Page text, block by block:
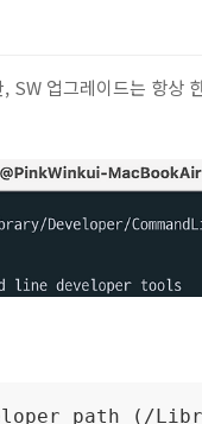
업그레이드는 항상
path (/